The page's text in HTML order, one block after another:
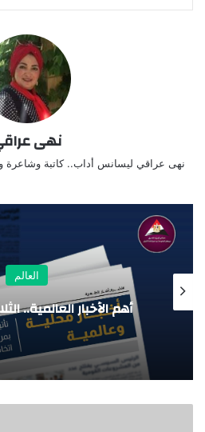
نهى
نهى عراقي ليسانس أداب.. كاتبة وشاعرة